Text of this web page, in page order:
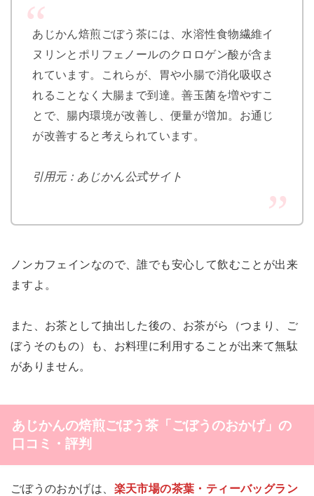
あじかん焙煎ごぼう茶には、水溶性食物繊維イ
ヌリンとポリフェノールのクロロゲン酸が含ま
れています。これらが、胃や小腸で消化吸収さ
れることなく大腸まで到達。善玉菌を増やすこ
とで、腸内環境が改善し、便量が増加。お通じ
が改善すると考えられています。
引用元：あじかん公式サイト
ノンカフェインなので、誰でも安心して飲むことが出来
ますよ。
また、お茶として抽出した後の、お茶がら（つまり、ご
ぼうそのもの）も、お料理に利用することが出来て無駄
がありません。
あじかんの焙煎ごぼう茶「ごぼうのおかげ」の
口コミ・評判
ごぼうのおかげは、 楽天市場の茶葉・ティーバッグラン